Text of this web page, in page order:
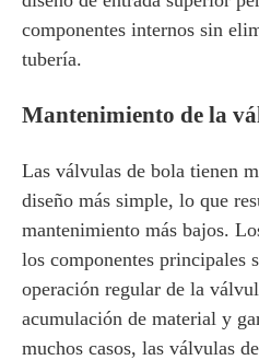
componentes internos sin
tubería.
Mantenimiento de la
Las válvulas de bola tienen
diseño más simple, lo que
mantenimiento más bajos.
los componentes principales
operación regular de la
acumulación de material y
muchos casos, las válvulas